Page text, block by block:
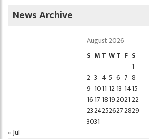
News Archive
August 2026
S M T WT F S
1
2 3 4 5 6 7 8
9 1011 12 13 1415
1617 1819202122
23242526272829
3031
« Jul